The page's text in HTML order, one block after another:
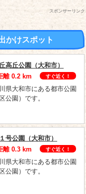
スポンサーリンク
かけスポット
高丘公園（大和市）
離 0.2 km
すぐ近く！
県大和市にある都市公園
公園）です。
号公園（大和市）
離 0.3 km
すぐ近く！
県大和市にある都市公園
公園）です。